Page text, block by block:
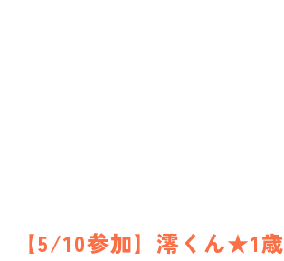
【5/10参加】澪くん★1歳